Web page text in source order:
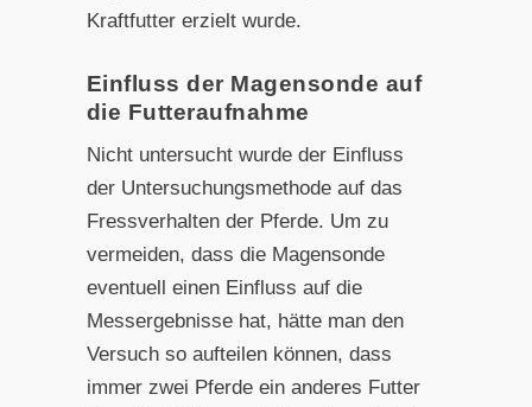
Kraftfutter erzielt wurde.
Einfluss der Magensonde auf
die Futteraufnahme
Nicht untersucht wurde der Einfluss
der Untersuchungsmethode auf das
Fressverhalten der Pferde. Um zu
vermeiden, dass die Magensonde
eventuell einen Einfluss auf die
Messergebnisse hat, hätte man den
Versuch so aufteilen können, dass
immer zwei Pferde ein anderes Futter